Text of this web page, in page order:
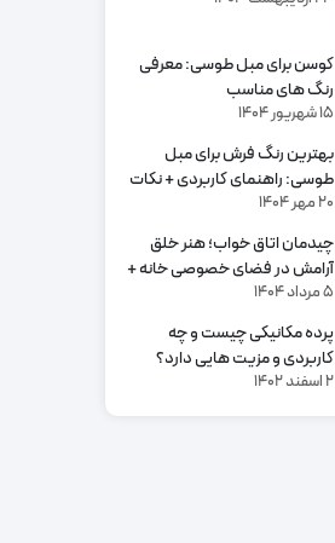
کوسن برای مبل طوسی: معرفی
رنگ های مناسب
۱۵ شهریور ۱۴۰۴
بهترین رنگ فرش برای مبل
طوسی: راهنمای کاربردی + نکات
مهم
۲۰ مهر ۱۴۰۴
چیدمان اتاق خواب؛ هنر خلق
آرامش در فضای خصوصی خانه +
ایده ها و اصول چیدمان
۵ مرداد ۱۴۰۴
پرده مکانیکی چیست و چه
کاربردی و مزیت هایی دارد؟
۲ اسفند ۱۴۰۲